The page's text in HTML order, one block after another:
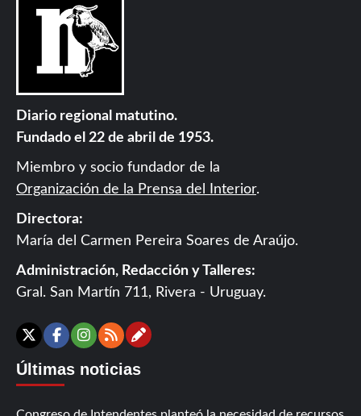
Diario regional matutino.
Fundado el 22 de abril de 1953.
Miembro y socio fundador de la
Organización de la Prensa del Interior.
Directora:
María del Carmen Pereira Soares de Araújo.
Administración, Redacción y Talleres:
Gral. San Martín 711, Rivera - Uruguay.
X Facebook
Instagram
RSSContáctanos
Últimas noticias